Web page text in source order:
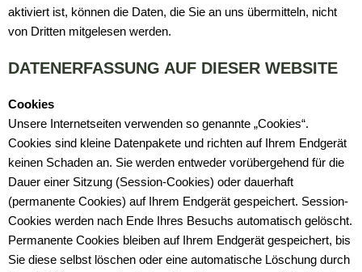
aktiviert ist, können die Daten, die Sie an uns übermitteln, nicht
von Dritten mitgelesen werden.
DATENERFASSUNG AUF DIESER WEBSITE
Cookies
Unsere Internetseiten verwenden so genannte „Cookies“.
Cookies sind kleine Datenpakete und richten auf Ihrem Endgerät
keinen Schaden an. Sie werden entweder vorübergehend für die
Dauer einer Sitzung (Session-Cookies) oder dauerhaft
(permanente Cookies) auf Ihrem Endgerät gespeichert. Session-
Cookies werden nach Ende Ihres Besuchs automatisch gelöscht.
Permanente Cookies bleiben auf Ihrem Endgerät gespeichert, bis
Sie diese selbst löschen oder eine automatische Löschung durch